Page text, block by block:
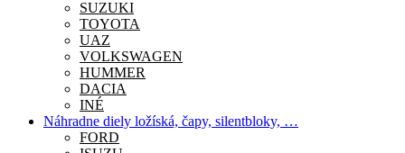
SUZUKI
TOYOTA
UAZ
VOLKSWAGEN
HUMMER
DACIA
INÉ
Náhradne diely ložíská, čapy, silentbloky, …
FORD